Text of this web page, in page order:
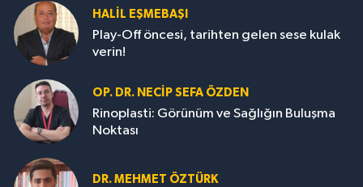
HALIL EŞMEBAŞI
Play-Off öncesi, tarihten gelen sese kulak
verin!
OP. DR. NECIP SEFA ÖZDEN
Rinoplasti: Görünüm ve Sağlığın Buluşma
Noktası
DR. MEHMET ÖZTÜRK